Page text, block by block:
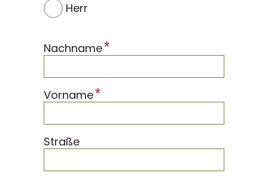
Herr
Nachname*
Vorname*
Straße